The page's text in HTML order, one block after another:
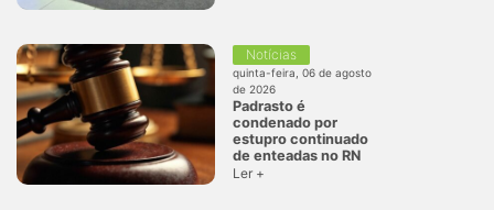
Notícias
quinta-feira, 06 de agosto
de 2026
Padrasto é
condenado por
estupro continuado
de enteadas no RN
Ler +